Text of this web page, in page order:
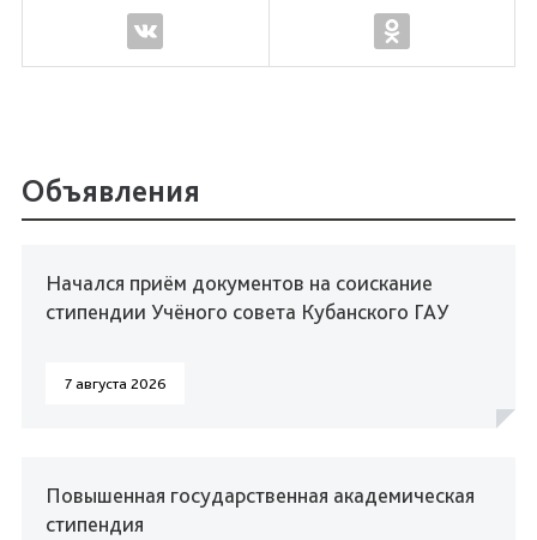
Объявления
Начался приём документов на соискание
стипендии Учёного совета Кубанского ГАУ
7 августа 2026
Повышенная государственная академическая
стипендия